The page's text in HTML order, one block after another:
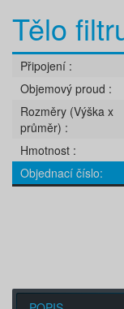
Tělo
Připojení
Objemový proud
Rozměry (Výška x
průměr)
Hmotnost
Objednací číslo